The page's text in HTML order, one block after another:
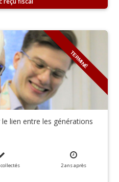
TERMINÉ
lien entre les générations
collectés 2ansaprès